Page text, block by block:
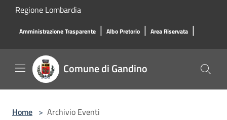
Salta al contenuto principale
Regione Lombardia
Amministrazione Trasparente | Albo Pretorio | Area Riservata |
Comune di Gandino
Home > Archivio Eventi